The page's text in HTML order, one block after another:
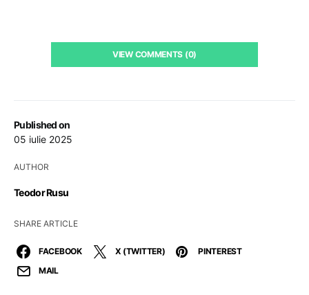
Published on
05 iulie 2025
AUTHOR
Teodor Rusu
SHARE ARTICLE
FACEBOOK X (TWITTER)
PINTEREST
MAIL
VIEW COMMENTS (0)